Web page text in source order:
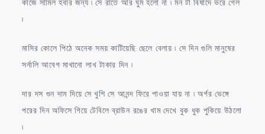
কাজে সামিল হবার জন্য ৷ সে রাতে আর ঘুম হলো না ৷ মন টা বিষাদে ভরে গেল
৷
মাসির কোলে পিঠে অনেক সময় কাটিয়েছি ছেলে বেলায় ৷ সে দিন গুলি মানুষের
সর্নালি আবেগ মাখানো লাখ টাকার দিন ৷
দার দস গুন দাম দিয়ে সে খুশি সে আনন্দ ফিরে পাওয়া যায় না ৷ অর্গর ভেঙ্গে
পরের দিন অফিসে গিয়ে টেবিলে ব্রাউন রঙের খাম দেখে বুক ধুক পুকিয়ে উঠলো
৷